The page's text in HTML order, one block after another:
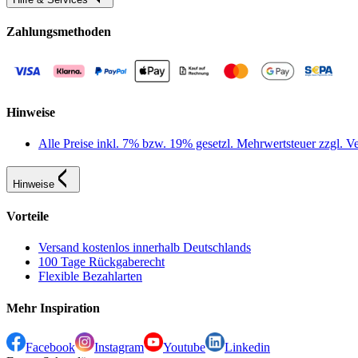
Zahlungsmethoden
Hinweise
Alle Preise inkl. 7% bzw. 19% gesetzl. Mehrwertsteuer zzgl.
Hinweise
Vorteile
Versand kostenlos innerhalb Deutschlands
100 Tage Rückgaberecht
Flexible Bezahlarten
Mehr Inspiration
Facebook Instagram Youtube
Linkedin